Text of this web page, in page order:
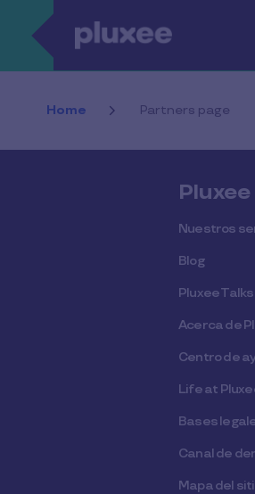
Pasar al contenido principal
Home Partners page
Nuestros
Blog
Pluxee Talks
Acerca de
Centro de
Life at
Bases
Canal de
Mapa del